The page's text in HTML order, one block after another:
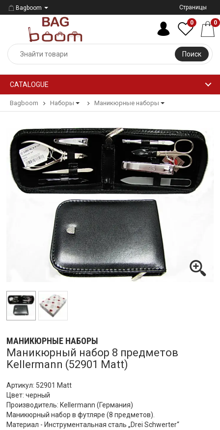
Bagboom Страницы
Поиск
0 0
CATALOGUE
Bagboom Наборы Маникюрные наборы
МАНИКЮРНЫЕ НАБОРЫ
Маникюрный набор 8 предметов
Kellermann (52901 Matt)
Артикул: 52901 Matt​
Цвет: черный
Производитель: Kellermann (Германия)
Маникюрный набор в футляре (8 предметов).
Материал - Инструментальная сталь „Drei Schwerter“​